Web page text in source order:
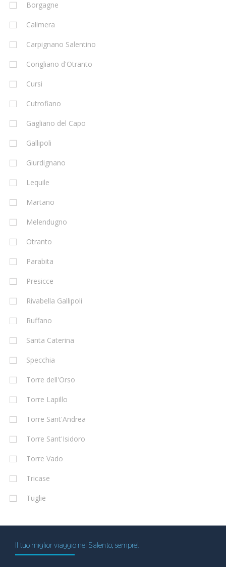
Borgagne
Calimera
Carpignano Salentino
Corigliano d'Otranto
Cursi
Cutrofiano
Gagliano del Capo
Gallipoli
Giurdignano
Lequile
Martano
Melendugno
Otranto
Parabita
Presicce
Rivabella Gallipoli
Ruffano
Santa Caterina
Specchia
Torre dell'Orso
Torre Lapillo
Torre Sant'Andrea
Torre Sant'Isidoro
Torre Vado
Tricase
Tuglie
Il tuo miglior viaggio nel Salento, sempre!